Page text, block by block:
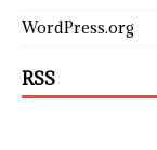
WordPress.org
RSS